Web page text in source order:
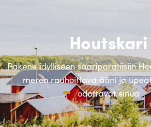
Houtskari
Pakene idylliseen saariparatiisiin
meren rauhoittava ääni ja
odottavat sinua